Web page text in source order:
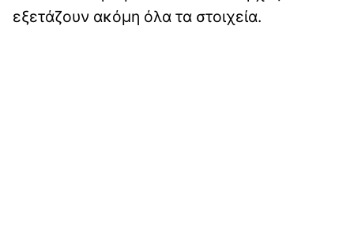
εξετάζουν ακόμη όλα τα στοιχεία.